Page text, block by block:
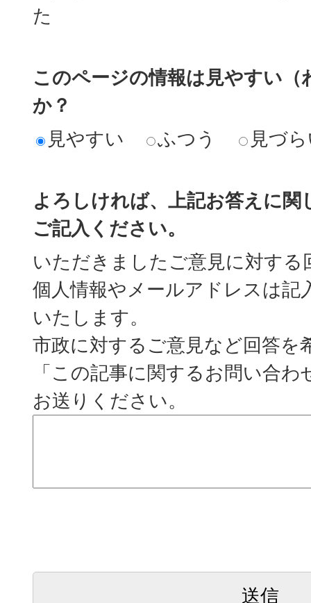
た
このページの情報は見やすい
か？
見やすい
ふつう 見づ
よろしければ、上記お答えに関
ご記入ください。
いただきましたご意見に対する
個人情報やメールアドレスは記
いたします。
市政に対するご意見など回答を
「この記事に関するお問い合
お送りください。